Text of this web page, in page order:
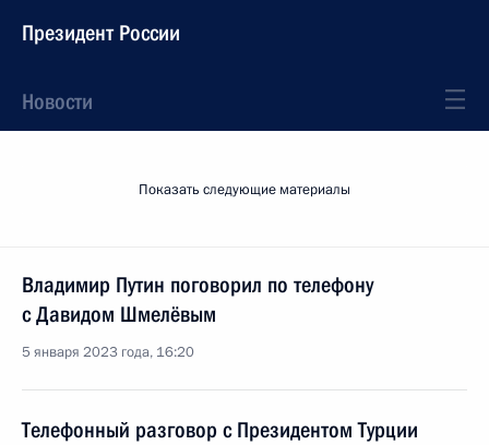
Президент России
Новости
Показать следующие материалы
Владимир Путин поговорил по телефону
с Давидом Шмелёвым
5 января 2023 года, 16:20
Телефонный разговор с Президентом Турции